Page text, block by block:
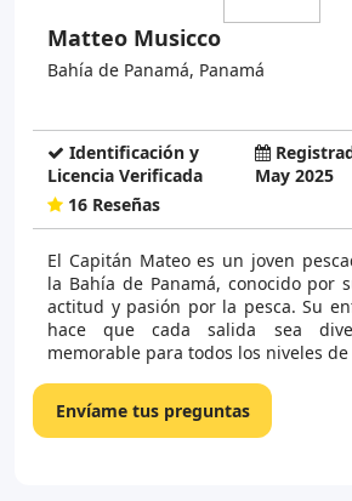
Matteo Musicco
Bahía de Panamá, Panamá
Identificación y
Licencia Verificada
May 2025
16 Reseñas
El Capitán Mateo es un joven
la Bahía de Panamá, conocido por
actitud y pasión por la pesca. Su
hace que cada salida sea
memorable para todos los niveles
Envíame tus preguntas